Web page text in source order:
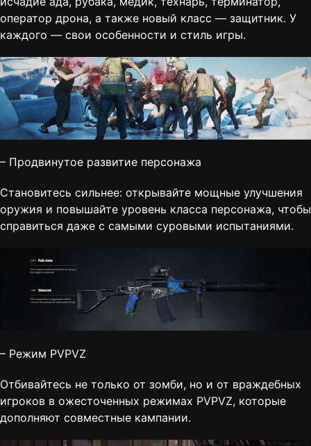
оператор дрона, а также новый класс — защитник. У
каждого — свои особенности и стиль игры.
– Продвинутое развитие персонажа
Становитесь сильнее: открывайте мощные улучшения
оружия и повышайте уровень класса персонажа, чтобы
справиться даже с самыми суровыми испытаниями.
– Режим PVPVZ
Отбивайтесь не только от зомби, но и от враждебных
игроков в ожесточенных режимах PVPVZ, которые
дополняют совместные кампании.